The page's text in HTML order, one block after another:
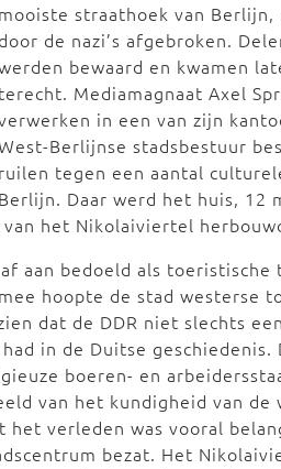
mooiste straathoek van
door de nazi’s afgebroken.
bewaard en kwamen
terecht. Mediamagnaat Axel
in een van zijn
Berlijnse stadsbestuur
ruilen tegen een aantal
Berlijn. Daar werd het huis, 12
het Nikolaiviertel
aan bedoeld als toeristische
hoopte de stad westerse
dat de DDR niet slechts
in de Duitse geschiedenis.
boeren- en
van het kundigheid van de
verleden was vooral
bezat. Het